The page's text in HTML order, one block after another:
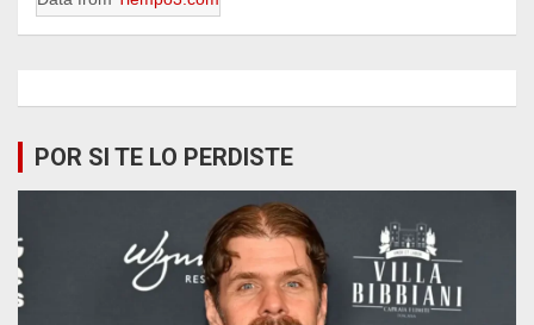
POR SI TE LO PERDISTE